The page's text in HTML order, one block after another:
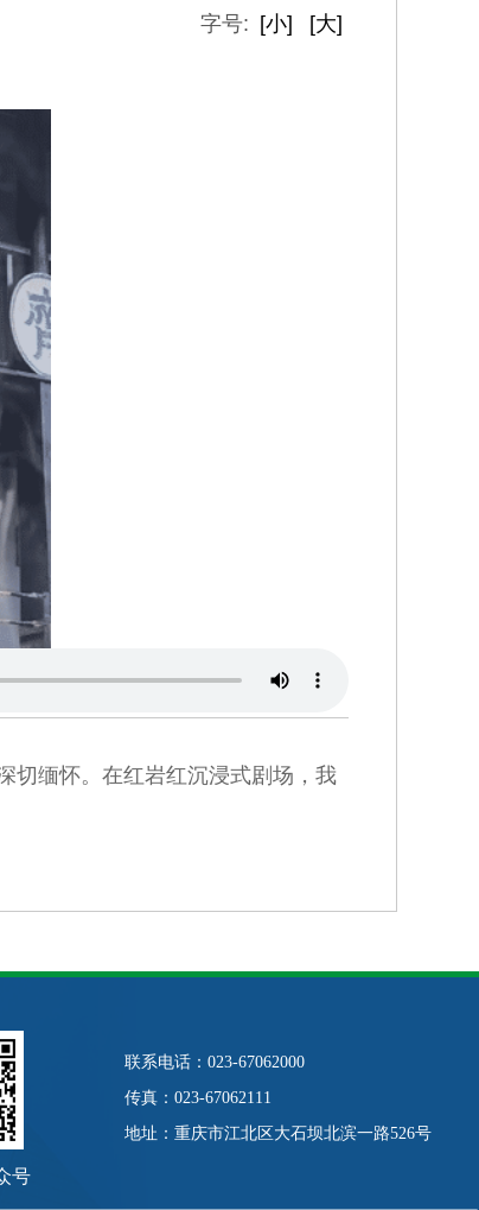
字号: [小] [大]
切缅怀。在红岩红沉浸式剧场，我
号
联系电话：023-67062000
传真：023-67062111
地址：重庆市江北区大石坝北滨一路526号